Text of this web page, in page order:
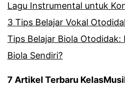
Lagu Instrumental untuk
3 Tips Belajar Vokal
Tips Belajar Biola Otodidak:
Biola Sendiri?
7 Artikel Terbaru